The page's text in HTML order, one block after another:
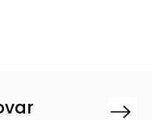
Next